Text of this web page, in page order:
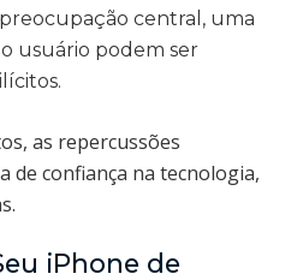
central, uma
usuário podem ser
as repercussões
de confiança na tecnologia,
iPhone de